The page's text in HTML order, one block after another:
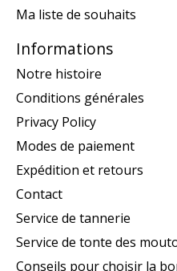
Ma liste de souhaits
Informations
Notre histoire
Conditions générales
Privacy Policy
Modes de paiement
Expédition et retours
Contact
Service de tannerie
Service de tonte des
Conseils pour choisir la